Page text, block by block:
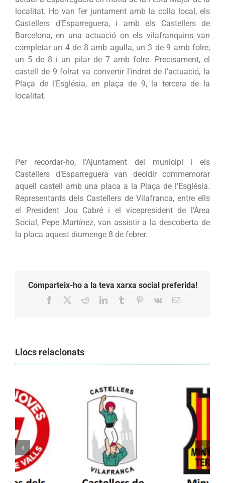
localitat. Ho van fer juntament amb la colla local, els
Castellers d’Esparreguera, i amb els Castellers de
Barcelona, en una actuació on els vilafranquins van
completar un 4 de 8 amb agulla, un 3 de 9 amb folre,
un 5 de 8 i un pilar de 7 amb folre. Precisament, el
castell de 9 folrat va convertir l’indret de l’actuació, la
Plaça de l’Església, en plaça de 9, la tercera de la
localitat.
Per recordar-ho, l’Ajuntament del municipi i els
Castellers d’Esparreguera van decidir commemorar
aquell castell amb una placa a la Plaça de l’Església.
Representants dels Castellers de Vilafranca, entre ells
el President Jou Cabré i el vicepresident de l’Àrea
Social, Pepe Martínez, van assistir a la descoberta de
la placa aquest diumenge 8 de febrer.
Comparteix-ho a la teva xarxa social preferida!
Facebook RedditLinkedInTumblr Pinterest
Vk Email:
Llocs relacionats
Els Castellers de Vilafranca unieixen tradició i
patrimoni en un viatge de colla a la Vall
d’Aran i a la Vall de Boí